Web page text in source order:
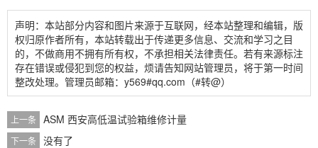
声明：本站部分内容和图片来源于互联网，经本站整理和编辑，版
权归原作者所有，本站转载出于传递更多信息、交流和学习之目
的，不做商用不拥有所有权，不承担相关法律责任。若有来源标注
存在错误或侵犯到您的权益，烦请告知网站管理员，将于第一时间
整改处理。管理员邮箱：y569#qq.com（#转@）
上一条 ASM 西安高低温试验箱维修计量
下一条 没有了